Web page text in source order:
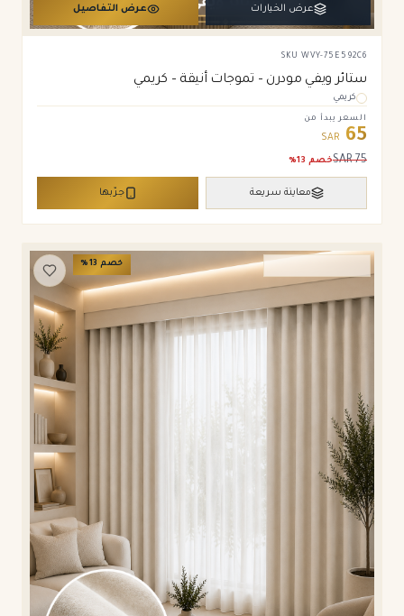
عرض الخيارات عرض التفاصيل
SKU WVY-75E592C6
ستائر ويفي مودرن – تموجات أنيقة – كريمي
كريمي
السعر يبدأ من
65
SAR
75
SARخصم 13
%
معاينة سريعة جرّبها
خصم 13
%